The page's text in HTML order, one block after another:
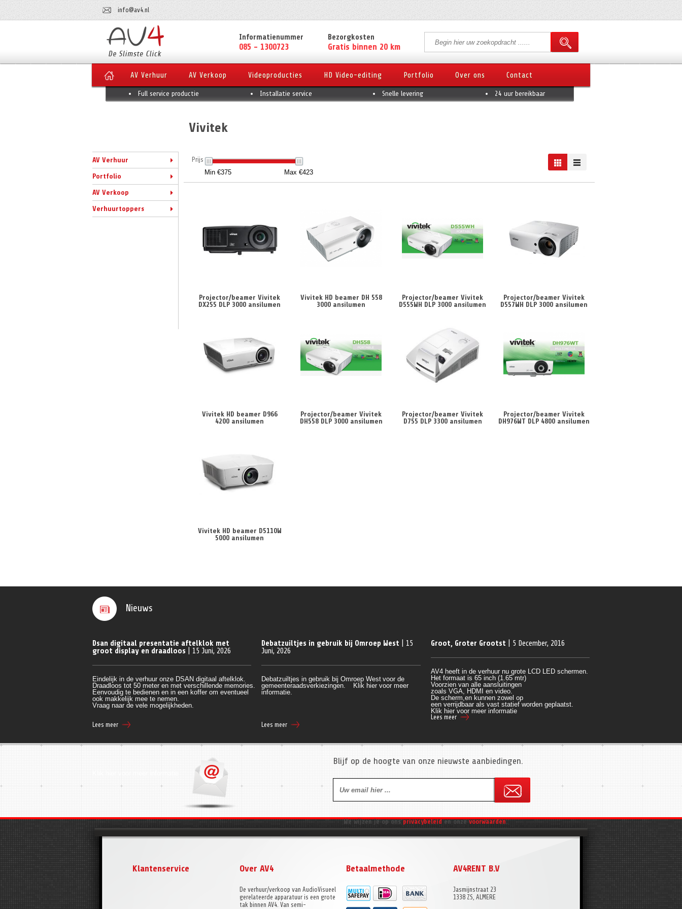
info@av4.nl
Informatienummer Bezorgkosten
085 - 1300723 Gratis binnen 20 km
AV Verhuur AV Verkoop Videoproducties HD Video-editing Portfolio Over ons Contact
Full service productie Installatie service Snelle levering 24 uur bereikbaar
Vivitek
Prijs
Projector/beamer Vivitek
DX255 DLP 3000 ansilumen
Vivitek HD beamer DH 558
3000 ansilumen
Projector/beamer Vivitek
D555WH DLP 3000 ansilumen
Projector/beamer Vivitek
D557WH DLP 3000 ansilumen
Vivitek HD beamer D966
4200 ansilumen
Projector/beamer Vivitek
DH558 DLP 3000 ansilumen
Projector/beamer Vivitek
D755 DLP 3300 ansilumen
Projector/beamer Vivitek
DH976WT DLP 4800 ansilumen
Vivitek HD beamer D5110W
5000 ansilumen
AV Verhuur
Portfolio
AV Verkoop
Verhuurtoppers
Nieuws
Dsan digitaal presentatie aftelklok met
groot display en draadloos | 15 Juni, 2026
Eindelijk in de verhuur onze DSAN digitaal aftelklok.
Draadloos tot 50 meter en met verschillende memories.
Eenvoudig te bedienen en in een koffer om eventueel
ook makkelijk mee te nemen.
Vraag naar de vele mogelijkheden.
Lees meer
Debatzuiltjes in gebruik bij Omroep West | 15
Juni, 2026
Debatzuiltjes in gebruik bij Omroep West voor de
gemeenteraadsverkiezingen.
Klik hier voor meer
informatie.
Lees meer
Groot, Groter Grootst | 5 December, 2016
AV4 heeft in de verhuur nu grote LCD LED schermen.
Het formaat is 65 inch (1.65 mtr)
Voorzien van alle aansluitingen
zoals VGA, HDMI en video.
De scherm,en kunnen zowel op
een verrijdbaar als vast statief worden geplaatst.
Klik hier voor meer informatie
Lees meer
Blijf op de hoogte van onze nieuwste aanbiedingen.
We wijzen je op onsprivacybeleiden onzevoorwaarden.
Klantenservice Over AV4
De verhuur/verkoop van AudioVisueel
gerelateerde apparatuur is een grote
tak binnen AV4. Van semi-
Betaalmethode AV4RENT B.V
Jasmijnstraat 23
1338 ZS, ALMERE